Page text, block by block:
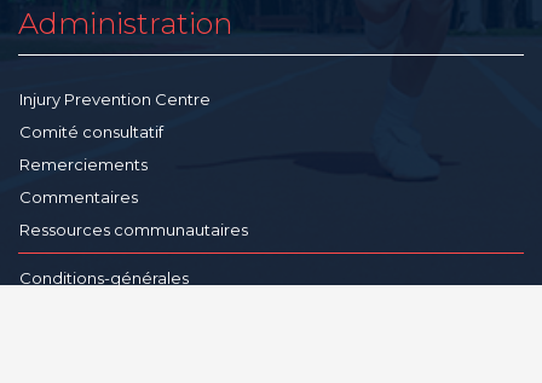
Administration
Injury Prevention Centre
Comité consultatif
Remerciements
Commentaires
Ressources communautaires
Conditions-générales